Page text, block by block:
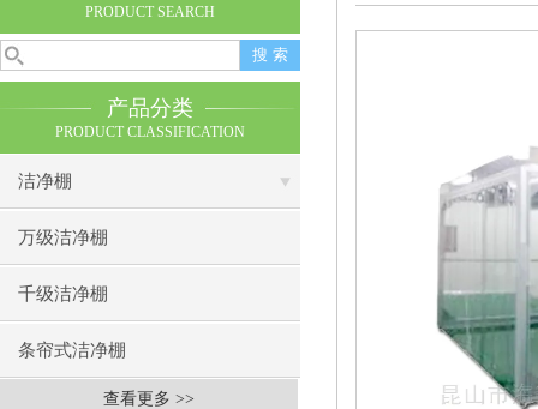
PRODUCT SEARCH
产品分类
PRODUCT CLASSIFICATION
洁净棚
万级洁净棚
千级洁净棚
条帘式洁净棚
查看更多 >>